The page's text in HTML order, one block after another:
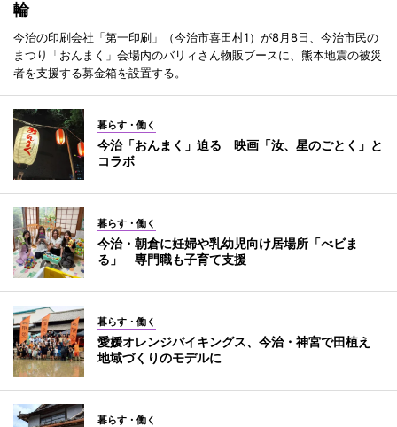
輪
今治の印刷会社「第一印刷」（今治市喜田村1）が8月8日、今治市民の
まつり「おんまく」会場内のバリィさん物販ブースに、熊本地震の被災
者を支援する募金箱を設置する。
暮らす・働く
今治「おんまく」迫る 映画「汝、星のごとく」と
コラボ
暮らす・働く
今治・朝倉に妊婦や乳幼児向け居場所「べビま
る」 専門職も子育て支援
暮らす・働く
愛媛オレンジバイキングス、今治・神宮で田植え
地域づくりのモデルに
暮らす・働く